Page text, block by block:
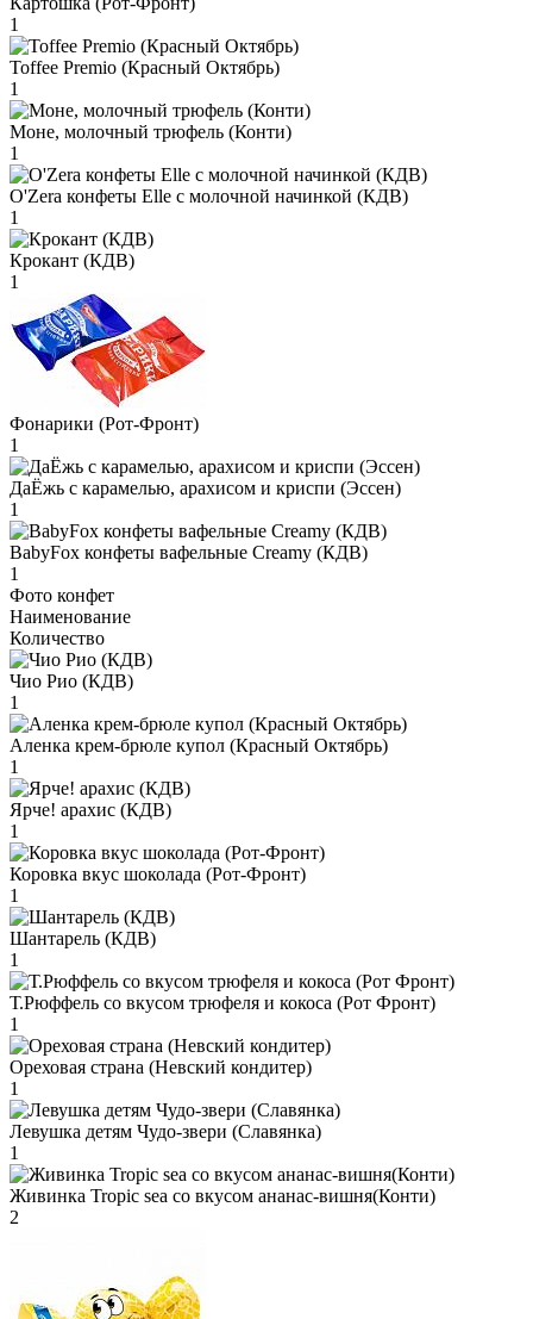
1
Toffee Premio (Красный Октябрь)
1
Моне, молочный трюфель (Конти)
1
O'Zera конфеты Elle с молочной начинкой (КДВ)
1
Крокант (КДВ)
1
Фонарики (Рот-Фронт)
1
ДаЁжь с карамелью, арахисом и криспи (Эссен)
1
BabyFox конфеты вафельные Creamy (КДВ)
1
Фото конфет
Наименование
Количество
Чио Рио (КДВ)
1
Аленка крем-брюле купол (Красный Октябрь)
1
Ярче! арахис (КДВ)
1
Коровка вкус шоколада (Рот-Фронт)
1
Шантарель (КДВ)
1
Т.Рюффель со вкусом трюфеля и кокоса (Рот Фронт)
1
Ореховая страна (Невский кондитер)
1
Левушка детям Чудо-звери (Славянка)
1
Живинка Tropic sea со вкусом ананас-вишня(Конти)
2